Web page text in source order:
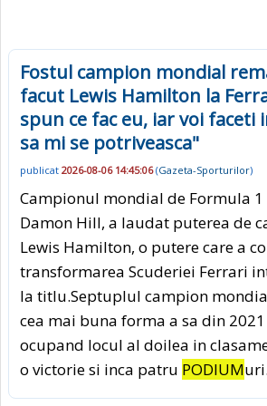
Fostul campion mondial
facut Lewis Hamilton la
spun ce fac eu, iar voi faceti
sa mi se potriveasca"
publicat 2026-08-06 14:45:06(Gazeta-Sporturilor)
Campionul mondial de Formula 1
Damon Hill, a laudat puterea de
Lewis Hamilton, o putere care a
transformarea Scuderiei Ferrari
la titlu.Septuplul campion
cea mai buna forma a sa din 2021
ocupand locul al doilea in
o victorie si inca patru PODIUM